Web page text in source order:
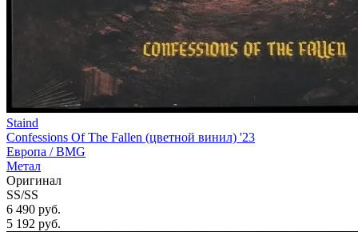
Staind
Confessions Of The Fallen (цветной винил) '23
Европа /BMG
Метал
Оригинал
SS/SS
6 490 руб.
5 192 руб.